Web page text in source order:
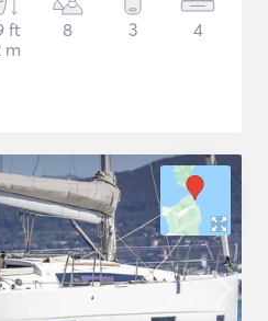
ft
m
8 3 4